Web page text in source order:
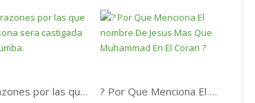
Las razones por las que la persona sera castigada en la tumba. ? Por Que Menciona El nombre De Jesus Mas Que Muhammad En El Coran ?